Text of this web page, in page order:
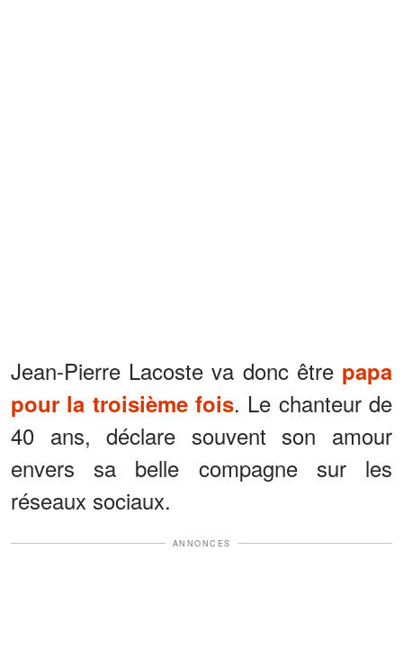
Jean-Pierre Lacoste va donc être papa
pour la troisième fois. Le chanteur de
40 ans, déclare souvent son amour
envers sa belle compagne sur les
réseaux sociaux.
ANNONCES